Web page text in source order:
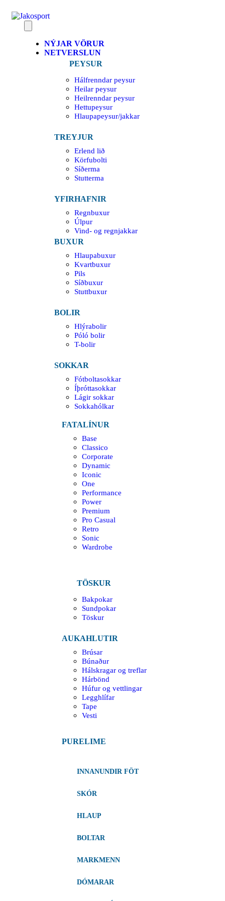
NÝJAR VÖRUR
NETVERSLUN
PEYSUR
Hálfrenndar peysur
Heilar peysur
Heilrenndar peysur
Hettupeysur
Hlaupapeysur/jakkar
TREYJUR
Erlend lið
Körfubolti
Síðerma
Stutterma
YFIRHAFNIR
Regnbuxur
Úlpur
Vind- og regnjakkar
BUXUR
Hlaupabuxur
Kvartbuxur
Pils
Síðbuxur
Stuttbuxur
BOLIR
Hlýrabolir
Póló bolir
T-bolir
SOKKAR
Fótboltasokkar
Íþróttasokkar
Lágir sokkar
Sokkahólkar
FATALÍNUR
Base
Classico
Corporate
Dynamic
Iconic
One
Performance
Power
Premium
Pro Casual
Retro
Sonic
Wardrobe
TÖSKUR
Bakpokar
Sundpokar
Töskur
AUKAHLUTIR
Brúsar
Búnaður
Hálskragar og treflar
Hárbönd
Húfur og vettlingar
Legghlífar
Tape
Vesti
PURELIME
INNANUNDIR FÖT
SKÓR
HLAUP
BOLTAR
MARKMENN
DÓMARAR